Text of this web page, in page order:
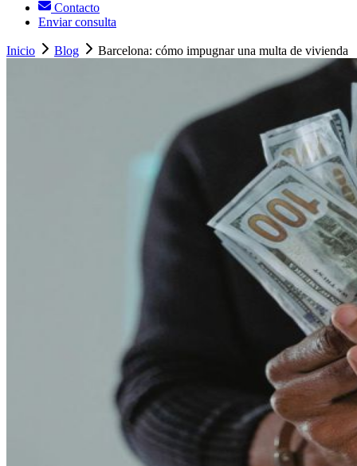
Contacto
Enviar consulta
Inicio Blog Barcelona: cómo impugnar una multa de vivienda